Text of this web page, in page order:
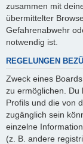
zusammen mit
übermittelter
Gefahrenabwehr
notwendig ist.
REGELUNGEN
Zweck eines
zu ermöglichen. Du
Profils und die von
zugänglich sein
einzelne
(z. B. andere